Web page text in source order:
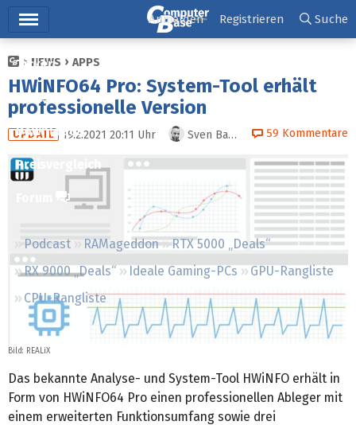
Ticker
Tests
Downloads
Preisvergleich
Podcast RAMageddon
RTX 5000 „Deals“
RX 9000 „Deals“
Ideale Gaming-PCs
GPU-Rangliste
CPU-Rangliste
Anmelden Registrieren Suche
NEWS APPS
HWiNFO64 Pro: System-Tool erhält
professionelle Version
UPDATE 19.2.2021 20:11 Uhr Sven Bauduin 59 Kommentare
Bild: REALiX
Das bekannte Analyse- und System-Tool HWiNFO erhält in
Form von HWiNFO64 Pro einen professionellen Ableger mit
einem erweiterten Funktionsumfang sowie drei